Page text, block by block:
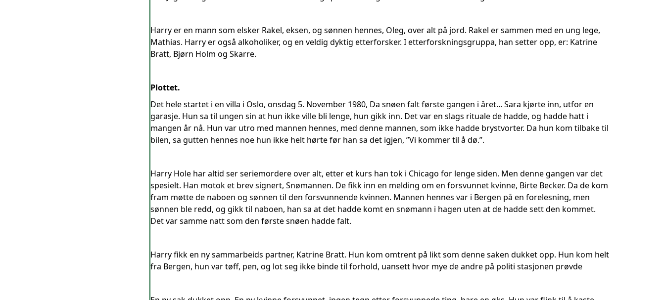
Harry er en mann som elsker Rakel, eksen, og sønnen hennes, Oleg, over alt på jord. Rakel er sammen med en ung lege,
Mathias. Harry er også alkoholiker, og en veldig dyktig etterforsker. I etterforskningsgruppa, han setter opp, er: Katrine
Bratt, Bjørn Holm og Skarre.
Plottet.
Det hele startet i en villa i Oslo, onsdag 5. November 1980, Da snøen falt første gangen i året... Sara kjørte inn, utfor en
garasje. Hun sa til ungen sin at hun ikke ville bli lenge, hun gikk inn. Det var en slags rituale de hadde, og hadde hatt i
mangen år nå. Hun var utro med mannen hennes, med denne mannen, som ikke hadde brystvorter. Da hun kom tilbake til
bilen, sa gutten hennes noe hun ikke helt hørte før han sa det igjen, ”Vi kommer til å dø.”.
Harry Hole har altid ser seriemordere over alt, etter et kurs han tok i Chicago for lenge siden. Men denne gangen var det
spesielt. Han motok et brev signert, Snømannen. De fikk inn en melding om en forsvunnet kvinne, Birte Becker. Da de kom
fram møtte de naboen og sønnen til den forsvunnende kvinnen. Mannen hennes var i Bergen på en forelesning, men
sønnen ble redd, og gikk til naboen, han sa at det hadde komt en snømann i hagen uten at de hadde sett den kommet.
Det var samme natt som den første snøen hadde falt.
Harry fikk en ny sammarbeids partner, Katrine Bratt. Hun kom omtrent på likt som denne saken dukket opp. Hun kom helt
fra Bergen, hun var tøff, pen, og lot seg ikke binde til forhold, uansett hvor mye de andre på politi stasjonen prøvde